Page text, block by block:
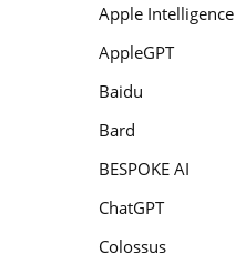
Apple Intelligence
AppleGPT
Baidu
Bard
BESPOKE AI
ChatGPT
Colossus